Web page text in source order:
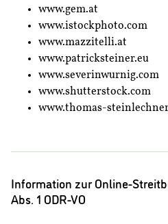
www.gem.at
www.istockphoto.com
www.mazzitelli.at
www.patricksteiner.eu
www.severinwurnig.com
www.shutterstock.com
www.thomas-
Information zur Online-
Abs. 1 ODR-VO